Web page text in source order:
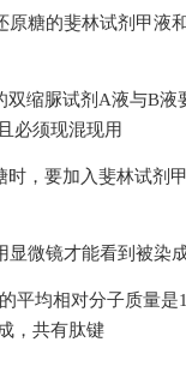
原糖的斐林试剂甲液
双缩脲试剂A液与B液
必须现混现用
时，要加入斐林试剂
显微镜才能看到被染
平均相对分子质量是
，共有肽键